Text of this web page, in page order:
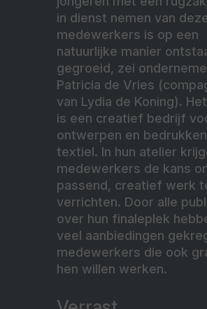
in dienst nemen van
medewerkers is op een
natuurlijke manier
gegroeid, zei
Patricia de Vries
van Lydia de Koning).
is een creatief bedrijf
ontwerpen en
textiel. In hun atelier
medewerkers de kans
passend, creatief werk
verrichten. Door alle
over hun finaleplek
veel aanbiedingen
medewerkers die ook
hen willen werken.